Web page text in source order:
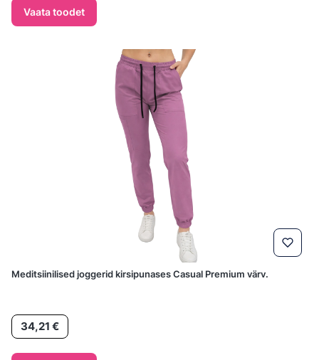
Vaata toodet
Meditsiinilised joggerid kirsipunases Casual Premium värv.
Hind
34,21 €